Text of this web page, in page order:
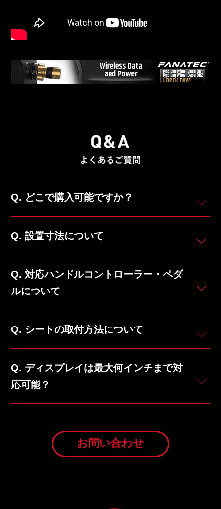
どこで購入可能ですか？
設置寸法について
対応ハンドルコントローラー・ペダ
ルについて
シートの取付方法について
ディスプレイは最大何インチまで対
応可能？
お問い合わせ